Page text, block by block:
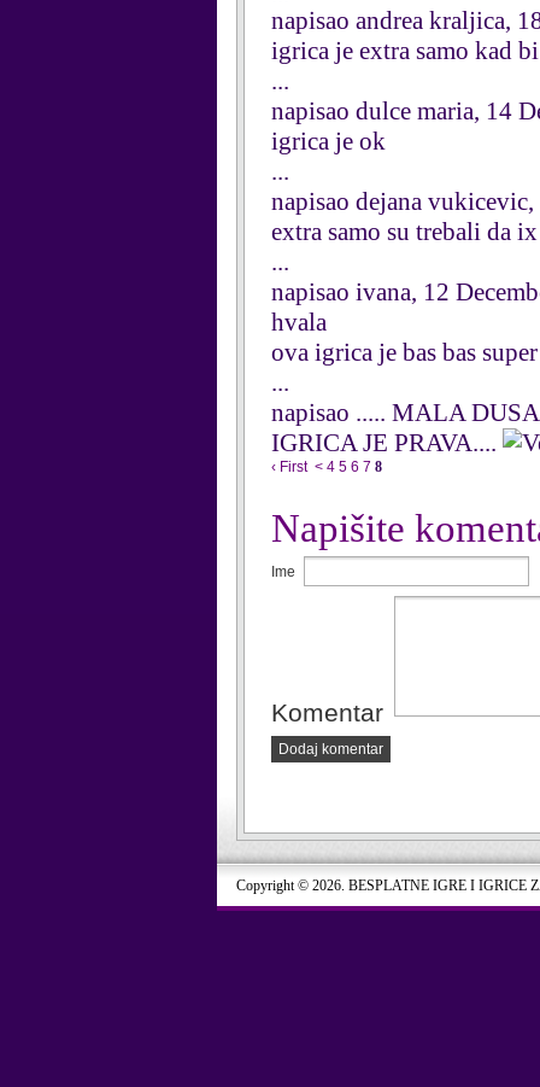
napisao andrea kraljica,
igrica je extra samo kad
...
napisao dulce maria, 14
igrica je ok
...
napisao dejana
extra samo su trebali da
...
napisao ivana, 12
hvala
ova igrica je bas bas super
...
napisao ..... MALA
IGRICA JE PRAVA....
‹ First < 4 5 6 7 8
Napišite
Ime
Komentar
Dodaj komentar
Copyright © 2026. BESPLATNE IGRE I IGRICE